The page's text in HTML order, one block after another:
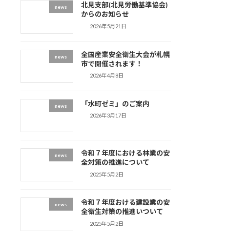
news
北見支部(北見労働基準協会)
からのお知らせ
2026年5月21日
news
全国産業安全衛生大会が札幌
市で開催されます！
2026年4月8日
news 「水町ゼミ」のご案内
2026年3月17日
news
令和７年度における林業の安
全対策の推進について
2025年5月2日
news
令和７年度おける建設業の安
全衛生対策の推進いついて
2025年5月2日